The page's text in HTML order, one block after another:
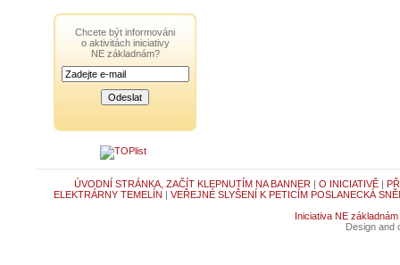
Chcete být informováni
o aktivitách iniciativy
NE základnám?
ÚVODNÍ STRÁNKA, ZAČÍT KLEPNUTÍM NA BANNER | O INICIATIVĚ|
ELEKTRÁRNY TEMELÍN | VEŘEJNÉ SLYŠENÍ K PETICÍM POSLANECKÁ
Iniciativa NE základnám
Design and